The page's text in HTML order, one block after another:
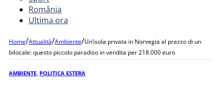
România
Ultima ora
Home/Attualità/Ambiente/Un’isola privata in Norvegia al prezzo di un
bilocale: questo piccolo paradiso in vendita per 218.000 euro
AMBIENTE POLITICA ESTERA